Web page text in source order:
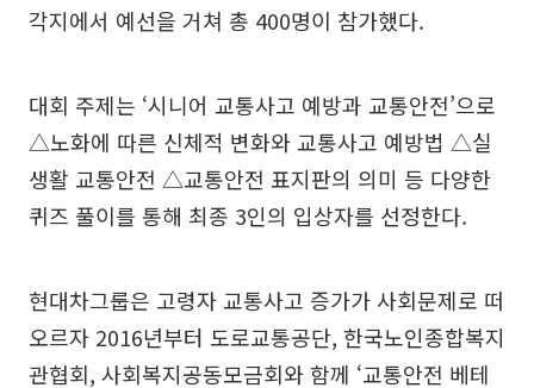
각지에서 예선을 거쳐 총 400명이 참가했다.
대회 주제는 ‘시니어 교통사고 예방과 교통안전’으로
△노화에 따른 신체적 변화와 교통사고 예방법 △실
생활 교통안전 △교통안전 표지판의 의미 등 다양한
퀴즈 풀이를 통해 최종 3인의 입상자를 선정한다.
현대차그룹은 고령자 교통사고 증가가 사회문제로 떠
오르자 2016년부터 도로교통공단, 한국노인종합복지
관협회, 사회복지공동모금회와 함께 ‘교통안전 베테